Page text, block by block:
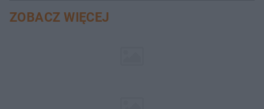
ZOBACZ WIĘCEJ